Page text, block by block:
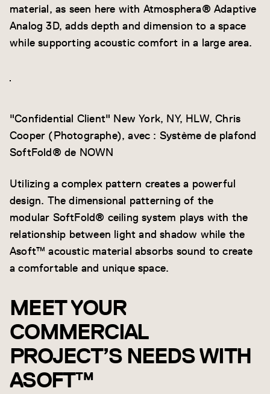
material, as seen here with Atmosphera® Adaptive
Analog 3D, adds depth and dimension to a space
while supporting acoustic comfort in a large area.
"Confidential Client" New York, NY, HLW, Chris
Cooper (Photographe), avec : Système de plafond
SoftFold® de NOWN
Utilizing a complex pattern creates a powerful
design. The dimensional patterning of the
modular SoftFold® ceiling system plays with the
relationship between light and shadow while the
Asoft™ acoustic material absorbs sound to create
a comfortable and unique space.
MEET YOUR
COMMERCIAL
PROJECT’S NEEDS WITH
ASOFT™